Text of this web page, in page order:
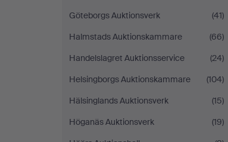
Göteborgs Auktionsverk
(41)
Halmstads Auktionskammare
(66)
Handelslagret Auktionsservice
(24)
Helsingborgs Auktionskammare
(104)
Hälsinglands Auktionsverk
(15)
Höganäs Auktionsverk
(19)